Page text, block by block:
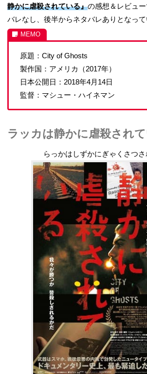
静かに虐殺されている』の感想＆レビュ
バレなし、後半からネタバレありとなって
原題：City of Ghosts
製作国：アメリカ（2017年）
日本公開日：2018年4月14日
監督：マシュー・ハイネマン
ラッカは静かに虐殺され
らっかはしずかにぎゃくさつさ